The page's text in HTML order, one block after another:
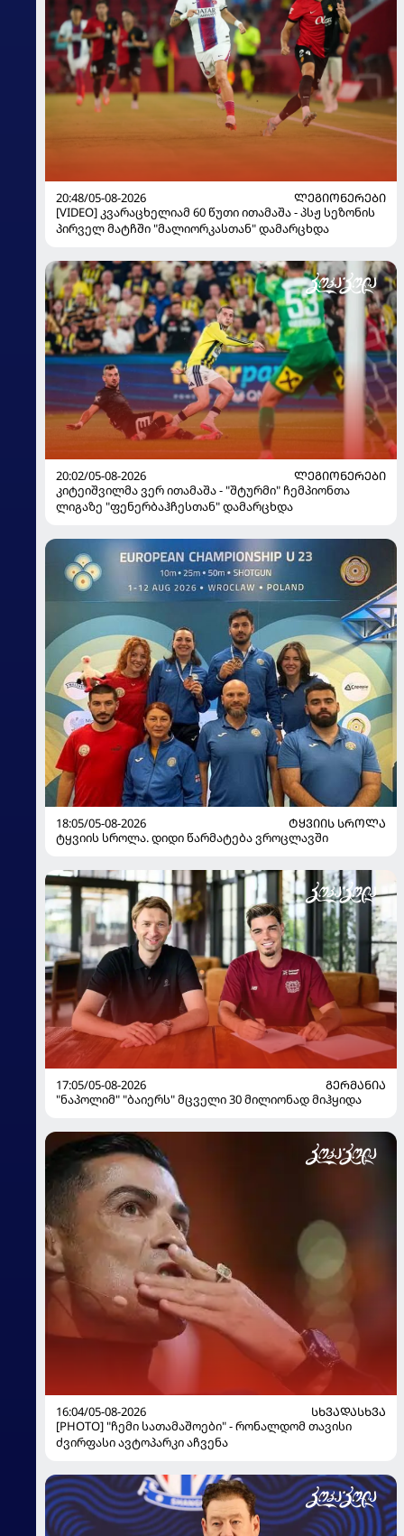
20:48/05-08-2026
ᲚᲔᲒᲘᲝᲜᲔᲠᲔᲑᲘ
[VIDEO] კვარაცხელიამ 60 წუთი ითამაშა - პსჟ სეზონის
პირველ მატჩში "მალიორკასთან" დამარცხდა
20:02/05-08-2026
ᲚᲔᲒᲘᲝᲜᲔᲠᲔᲑᲘ
კიტეიშვილმა ვერ ითამაშა - "შტურმი" ჩემპიონთა
ლიგაზე "ფენერბაჰჩესთან" დამარცხდა
18:05/05-08-2026
ᲢᲧᲕᲘᲘᲡ ᲡᲠᲝᲚᲐ
ტყვიის სროლა. დიდი წარმატება ვროცლავში
17:05/05-08-2026
ᲒᲔᲠᲛᲐᲜᲘᲐ
"ნაპოლიმ" "ბაიერს" მცველი 30 მილიონად მიჰყიდა
16:04/05-08-2026
ᲡᲮᲕᲐᲓᲐᲡᲮᲕᲐ
[PHOTO] "ჩემი სათამაშოები" - რონალდომ თავისი
ძვირფასი ავტოპარკი აჩვენა